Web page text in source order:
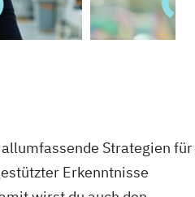
Strategien für
Erkenntnisse